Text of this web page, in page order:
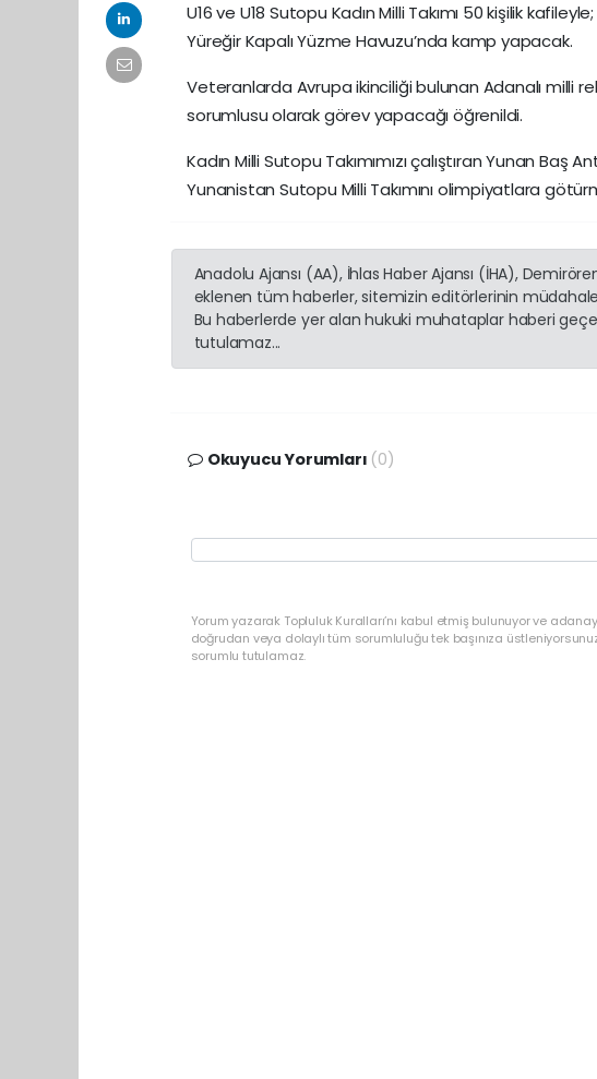
U16 ve U18 Sutopu Kadın Milli Takımı 50 kişilik
Yüreğir Kapalı Yüzme Havuzu’nda kamp yapacak.
Veteranlarda Avrupa ikinciliği bulunan Adanalı milli
sorumlusu olarak görev yapacağı öğrenildi.
Kadın Milli Sutopu Takımımızı çalıştıran Yunan
Yunanistan Sutopu Milli Takımını olimpiyatlara
Anadolu Ajansı (AA), İhlas Haber Ajansı (İHA),
eklenen tüm haberler, sitemizin editörlerinin
Bu haberlerde yer alan hukuki muhataplar haberi
tutulamaz...
Okuyucu Yorumları (0)
Yorum yazarak Topluluk Kuralları’nı kabul etmiş bulunuyor ve
doğrudan veya dolaylı tüm sorumluluğu tek başınıza
sorumlu tutulamaz.